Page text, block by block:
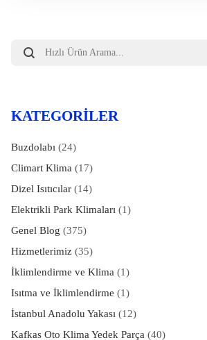
search
KATEGORILER
Buzdolabı (24)
Climart Klima (17)
Dizel Isıtıcılar(14)
Elektrikli Park Klimaları (1)
Genel Blog (375)
Hizmetlerimiz(35)
İklimlendirme ve Klima (1)
Isıtma ve İklimlendirme (1)
İstanbul Anadolu Yakası (12)
Kafkas Oto Klima Yedek Parça (40)